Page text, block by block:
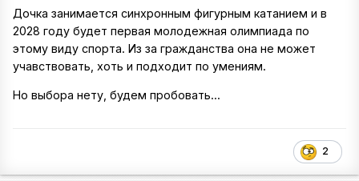
Дочка занимается синхронным фигурным катанием и в
2028 году будет первая молодежная олимпиада по
этому виду спорта. Из за гражданства она не может
учавствовать, хоть и подходит по умениям.
Но выбора нету, будем пробовать...
2